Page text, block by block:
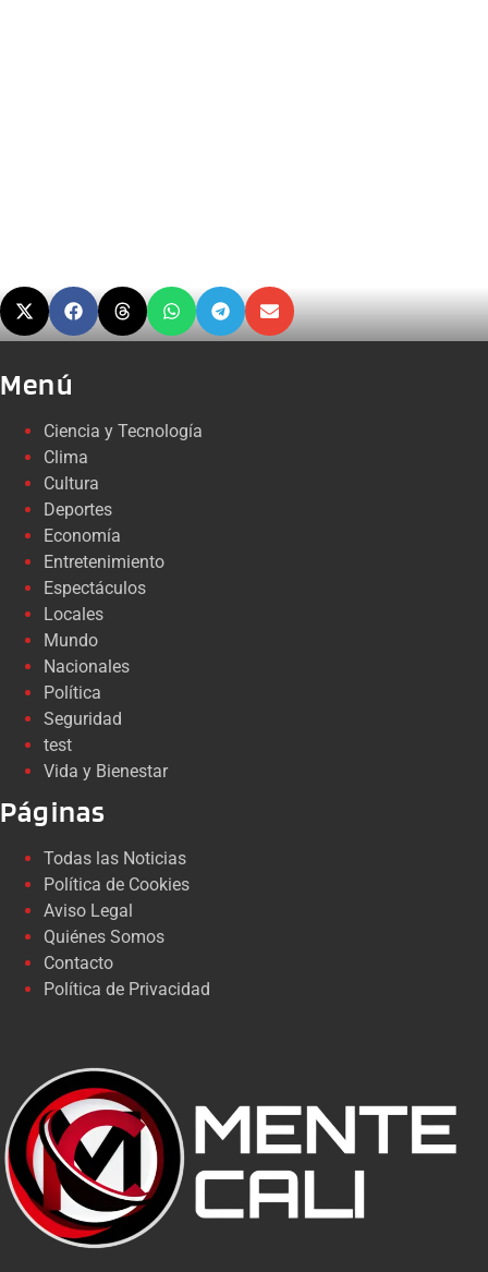
Menú
Ciencia y Tecnología
Clima
Cultura
Deportes
Economía
Entretenimiento
Espectáculos
Locales
Mundo
Nacionales
Política
Seguridad
test
Vida y Bienestar
Páginas
Todas las Noticias
Política de Cookies
Aviso Legal
Quiénes Somos
Contacto
Política de Privacidad